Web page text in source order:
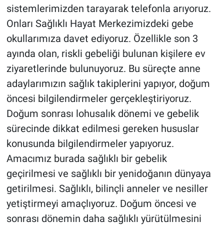
sistemlerimizden tarayarak telefonla arıyoruz.
Onları Sağlıklı Hayat Merkezimizdeki gebe
okullarımıza davet ediyoruz. Özellikle son 3
ayında olan, riskli gebeliği bulunan kişilere ev
ziyaretlerinde bulunuyoruz. Bu süreçte anne
adaylarımızın sağlık takiplerini yapıyor, doğum
öncesi bilgilendirmeler gerçekleştiriyoruz.
Doğum sonrası lohusalık dönemi ve gebelik
sürecinde dikkat edilmesi gereken hususlar
konusunda bilgilendirmeler yapıyoruz.
Amacımız burada sağlıklı bir gebelik
geçirilmesi ve sağlıklı bir yenidoğanın dünyaya
getirilmesi. Sağlıklı, bilinçli anneler ve nesiller
yetiştirmeyi amaçlıyoruz. Doğum öncesi ve
sonrası dönemin daha sağlıklı yürütülmesini